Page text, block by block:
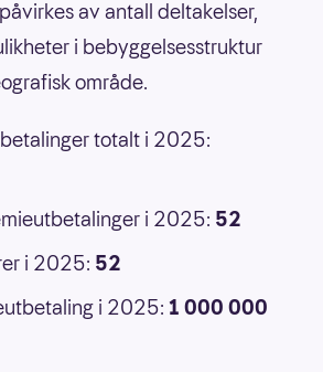
av antall deltakelser,
i bebyggelsesstruktur
område.
totalt i 2025:
i 2025: 52
i 2025: 52
i 2025: 1 000 000